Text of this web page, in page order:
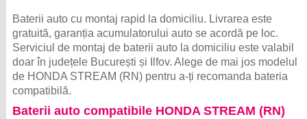
Baterii auto cu montaj rapid la domiciliu. Livrarea este
gratuită, garanția acumulatorului auto se acordă pe loc.
Serviciul de montaj de baterii auto la domiciliu este valabil
doar în județele București și Ilfov. Alege de mai jos modelul
de HONDA STREAM (RN) pentru a-ți recomanda bateria
compatibilă.
Baterii auto compatibile HONDA STREAM (RN)